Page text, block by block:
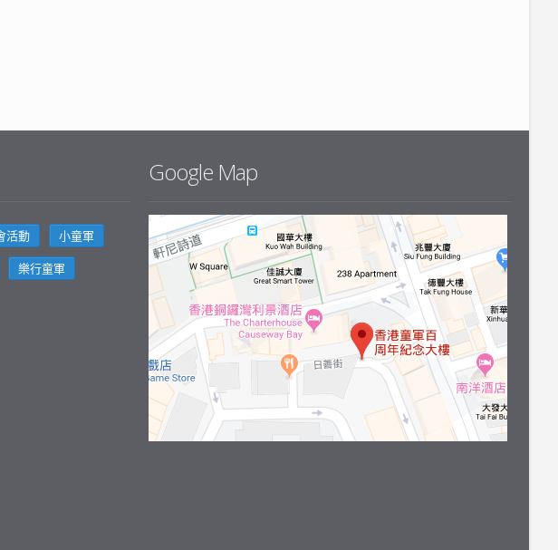
活動
小童軍
樂行童軍
Google Map